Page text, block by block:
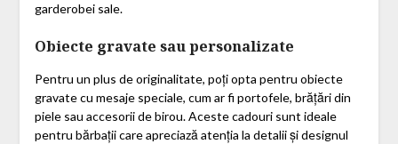
garderobei sale.
Obiecte gravate sau personalizate
Pentru un plus de originalitate, poți opta pentru obiecte
gravate cu mesaje speciale, cum ar fi portofele, brățări din
piele sau accesorii de birou. Aceste cadouri sunt ideale
pentru bărbații care apreciază atenția la detalii și designul